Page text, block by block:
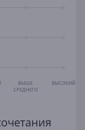
ВЫШЕ
СРЕДНЕГО
ВЫСОКИЙ